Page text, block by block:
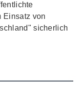
Einsatz von
sicherlich